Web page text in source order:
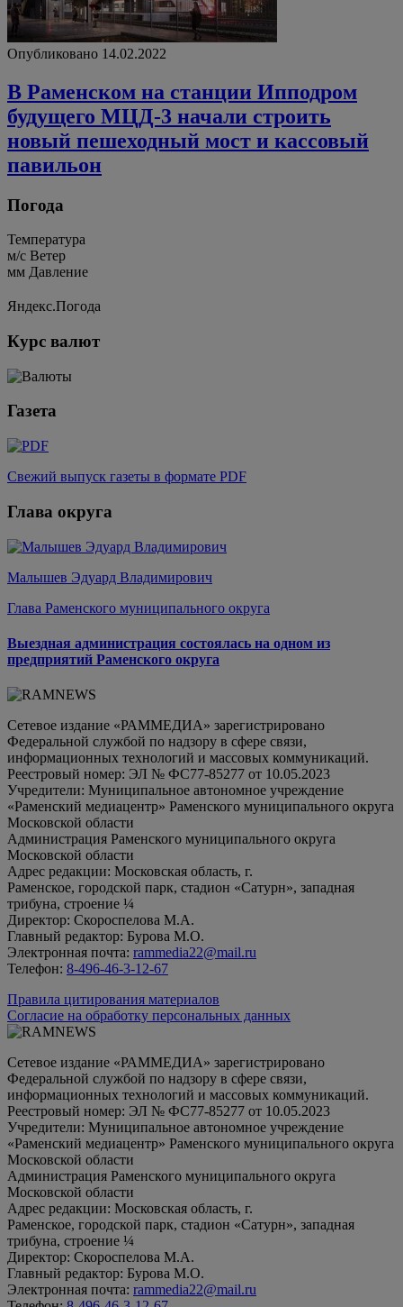
Опубликовано 14.02.2022
В Раменском на станции Ипподром
будущего МЦД-3 начали строить
новый пешеходный мост и кассовый
павильон
Погода
Температура
м/c Ветер
мм Давление
Яндекс.Погода
Курс валют
Газета
Свежий выпуск газеты в формате PDF
Глава округа
Малышев Эдуард Владимирович
Глава Раменского муниципального округа
Выездная администрация состоялась на одном из
предприятий Раменского округа
Сетевое издание «РАММЕДИА» зарегистрировано
Федеральной службой по надзору в сфере связи,
информационных технологий и массовых коммуникаций.
Реестровый номер: ЭЛ № ФС77-85277 от 10.05.2023
Учредители: Муниципальное автономное учреждение
«Раменский медиацентр» Раменского муниципального округа
Московской области
Администрация Раменского муниципального округа
Московской области
Адрес редакции: Московская область, г.
Раменское, городской парк, стадион «Сатурн», западная
трибуна, строение ¼
Директор: Скороспелова М.А.
Главный редактор: Бурова М.О.
Электронная почта: rammedia22@mail.ru
Телефон: 8-496-46-3-12-67
Правила цитирования материалов
Согласие на обработку персональных данных
Сетевое издание «РАММЕДИА» зарегистрировано
Федеральной службой по надзору в сфере связи,
информационных технологий и массовых коммуникаций.
Реестровый номер: ЭЛ № ФС77-85277 от 10.05.2023
Учредители: Муниципальное автономное учреждение
«Раменский медиацентр» Раменского муниципального округа
Московской области
Администрация Раменского муниципального округа
Московской области
Адрес редакции: Московская область, г.
Раменское, городской парк, стадион «Сатурн», западная
трибуна, строение ¼
Директор: Скороспелова М.А.
Главный редактор: Бурова М.О.
Электронная почта: rammedia22@mail.ru